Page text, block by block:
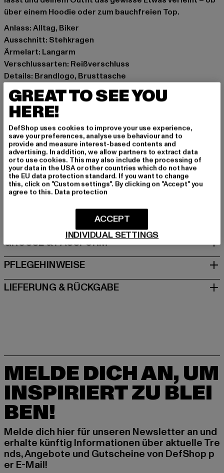
über einem Hoodie oder zum bauchfreien Top.
Anlass: Alltag, Biker
Ausschnitt: Stehkragen
Ärmelart: Langarm
Verschlussarten: Reißverschluss
Details: Brandlogo, Brusttasche
Schnitt: Kurz
Marke: Karl Kani
Kat.: Denim Jackets
Farbe: blau
Hersteller Farbe: bleached blue
Materialzusammensetzung: 100% Baumwolle
Art.Nr: 61770002-00831
Hersteller: Urban Styles Agency GmbH & Co. KG |
agentur@urbanstylesagency.com
Schanzenstraße 41 | 51063 Köln | DE
GRÖSSE & PASSFORM
PFLEGEHINWEISE
LIEFERUNG & RÜCKGABE
MELDE DICH AN, UM
INSPIRIERT ZU BLEI
BEN!
Melde dich hier für unseren Newsletter an und
erhalte künftig Informationen über aktuelle Tre
nds, Angebote und Gutscheine von DefShop p
er E-Mail!
GREAT TO SEE YOU
HERE!
DefShop uses cookies to improve your use experience,
save your preferences, analyse use behaviour and to
provide and measure interest-based contents and
advertising. In addition, we allow partners to extract data
or to use cookies. This may also include the processing of
your data in the USA or other countries which do not have
the EU data protection standard. If you want to change
this, click on "Custom settings". By clicking on "Accept" you
agree to this. Data protection
INDIVIDUAL SETTINGS
ACCEPT